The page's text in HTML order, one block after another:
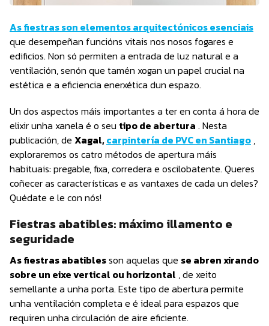
As fiestras son elementos arquitectónicos esenciais
que desempeñan funcións vitais nos nosos fogares e
edificios. Non só permiten a entrada de luz natural e a
ventilación, senón que tamén xogan un papel crucial na
estética e a eficiencia enerxética dun espazo.
Un dos aspectos máis importantes a ter en conta á hora de
elixir unha xanela é o seu tipo de abertura . Nesta
publicación, de Xagal,carpintería de PVC en Santiago ,
exploraremos os catro métodos de apertura máis
habituais: pregable, fixa, corredera e oscilobatente. Queres
coñecer as características e as vantaxes de cada un deles?
Quédate e le con nós!
Fiestras abatibles: máximo illamento e
seguridade
As fiestras abatiblesson aquelas que se abren xirando
sobre un eixe vertical ou horizontal , de xeito
semellante a unha porta. Este tipo de abertura permite
unha ventilación completa e é ideal para espazos que
requiren unha circulación de aire eficiente.